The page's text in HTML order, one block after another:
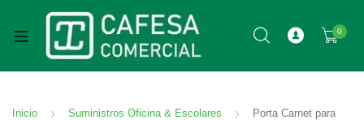
0
Inicio Suministros Oficina & Escolares
Porta Carnet para